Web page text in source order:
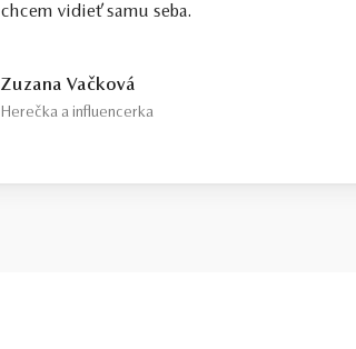
diamantov sa dozviete aj v našich dvoch
chcem vidieť samu seba.
Zuzana Vačková
Herečka a influencerka